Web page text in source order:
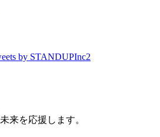
by STANDUPInc2
来を応援します。